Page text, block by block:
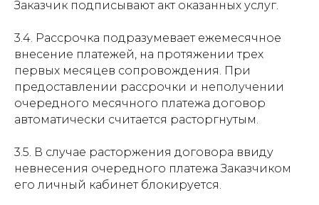
Заказчик подписывают акт оказанных услуг.
3.4. Рассрочка подразумевает ежемесячное
внесение платежей, на протяжении трех
первых месяцев сопровождения. При
предоставлении рассрочки и неполучении
очередного месячного платежа договор
автоматически считается расторгнутым.
3.5. В случае расторжения договора ввиду
невнесения очередного платежа Заказчиком
его личный кабинет блокируется.